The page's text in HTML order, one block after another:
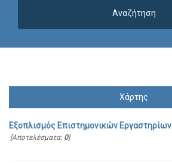
Χάρτης
Εξοπλισμός Επιστημονικών Εργαστηρίων
[Αποτελέσματα: 0]